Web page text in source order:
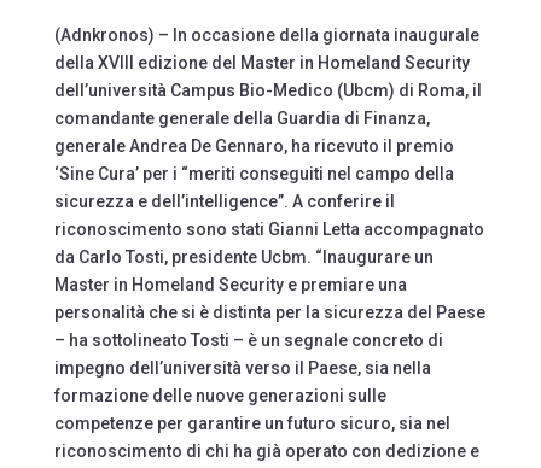
(Adnkronos) – In occasione della giornata inaugurale
della XVIII edizione del Master in Homeland Security
dell’università Campus Bio-Medico (Ubcm) di Roma, il
comandante generale della Guardia di Finanza,
generale Andrea De Gennaro, ha ricevuto il premio
‘Sine Cura’ per i “meriti conseguiti nel campo della
sicurezza e dell’intelligence”. A conferire il
riconoscimento sono stati Gianni Letta accompagnato
da Carlo Tosti, presidente Ucbm. “Inaugurare un
Master in Homeland Security e premiare una
personalità che si è distinta per la sicurezza del Paese
– ha sottolineato Tosti – è un segnale concreto di
impegno dell’università verso il Paese, sia nella
formazione delle nuove generazioni sulle
competenze per garantire un futuro sicuro, sia nel
riconoscimento di chi ha già operato con dedizione e